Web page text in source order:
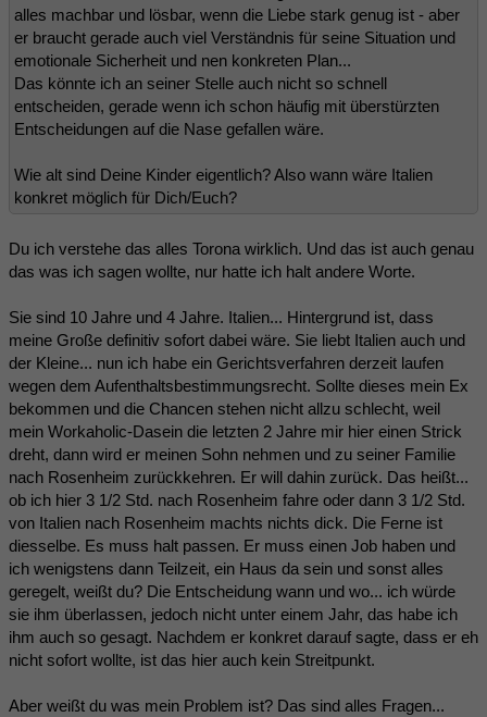
alles machbar und lösbar, wenn die Liebe stark genug ist - aber
er braucht gerade auch viel Verständnis für seine Situation und
emotionale Sicherheit und nen konkreten Plan...
Das könnte ich an seiner Stelle auch nicht so schnell
entscheiden, gerade wenn ich schon häufig mit überstürzten
Entscheidungen auf die Nase gefallen wäre.
Wie alt sind Deine Kinder eigentlich? Also wann wäre Italien
konkret möglich für Dich/Euch?
Du ich verstehe das alles Torona wirklich. Und das ist auch genau
das was ich sagen wollte, nur hatte ich halt andere Worte.
Sie sind 10 Jahre und 4 Jahre. Italien... Hintergrund ist, dass
meine Große definitiv sofort dabei wäre. Sie liebt Italien auch und
der Kleine... nun ich habe ein Gerichtsverfahren derzeit laufen
wegen dem Aufenthaltsbestimmungsrecht. Sollte dieses mein Ex
bekommen und die Chancen stehen nicht allzu schlecht, weil
mein Workaholic-Dasein die letzten 2 Jahre mir hier einen Strick
dreht, dann wird er meinen Sohn nehmen und zu seiner Familie
nach Rosenheim zurückkehren. Er will dahin zurück. Das heißt...
ob ich hier 3 1/2 Std. nach Rosenheim fahre oder dann 3 1/2 Std.
von Italien nach Rosenheim machts nichts dick. Die Ferne ist
diesselbe. Es muss halt passen. Er muss einen Job haben und
ich wenigstens dann Teilzeit, ein Haus da sein und sonst alles
geregelt, weißt du? Die Entscheidung wann und wo... ich würde
sie ihm überlassen, jedoch nicht unter einem Jahr, das habe ich
ihm auch so gesagt. Nachdem er konkret darauf sagte, dass er eh
nicht sofort wollte, ist das hier auch kein Streitpunkt.
Aber weißt du was mein Problem ist? Das sind alles Fragen...